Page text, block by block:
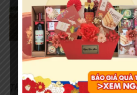
cảnh quan nghĩa trang
Tham khảo bài viết: Văn